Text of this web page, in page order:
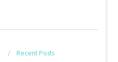
Recent Posts